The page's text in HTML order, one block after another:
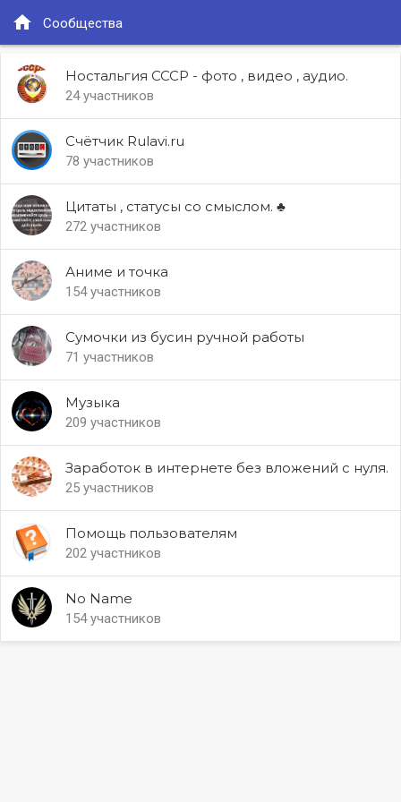
home Сообщества
Ностальгия СССР - фото , видео , аудио.
24 участников
Счётчик Rulavi.ru
78 участников
Цитаты , статусы со смыслом. ♣
272 участников
Аниме и точка
154 участников
Сумочки из бусин ручной работы
71 участников
Музыка
209 участников
Заработок в интернете без вложений с нуля.
25 участников
Помощь пользователям
202 участников
No Name
154 участников